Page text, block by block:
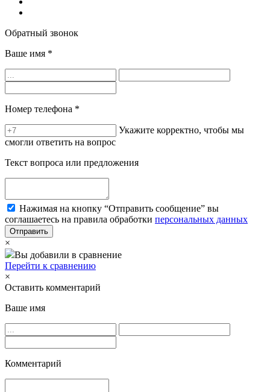
Обратный звонок
Ваше имя *
Номер телефона *
Укажите корректно, чтобы мы
смогли ответить на вопрос
Текст вопроса или предложения
Нажимая на кнопку “Отправить сообщение” вы
соглашаетесь на правила обработки персональных данных
×
Вы добавили в сравнение
Перейти к сравнению
×
Оставить комментарий
Ваше имя
Комментарий